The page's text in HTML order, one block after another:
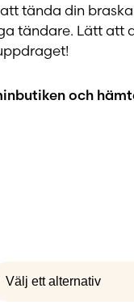
tända din
tändare. Lätt att
och